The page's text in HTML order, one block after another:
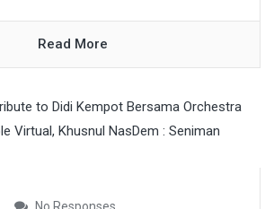
Read More